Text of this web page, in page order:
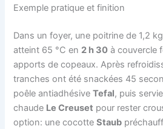
Exemple pratique et finition
Dans un foyer, une poitrine de 1,2
atteint 65 °C en 2 h 30 à couvercle
apports de copeaux. Après
tranches ont été snackées 45
poêle antiadhésiveTefal, puis
chaude Le Creuset pour rester
option: une cocotteStaub